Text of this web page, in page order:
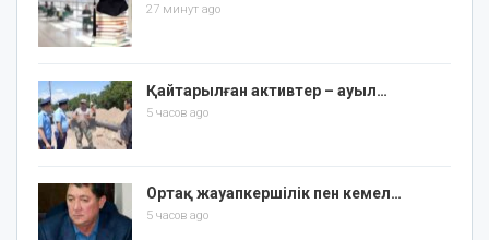
27 минут ago
Қайтарылған активтер – ауыл…
5 часов ago
Ортақ жауапкершілік пен кемел…
5 часов ago